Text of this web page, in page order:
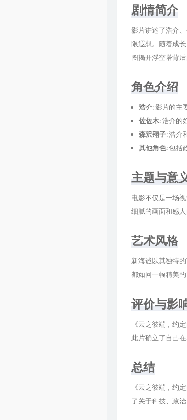
27 パイロット
剧情简介
影片讲述了浩介
限遐想。随着成
图揭开浮空塔背后
角色介绍
浩介: 影片的主
佐佐木: 浩介的
森沢翔子: 浩介
其他角色: 包括
主题与意
电影不仅是一场
细腻的画面和感
艺术风格
新海诚以其独特
都如同一幅精美
评价与影
《云之彼端，约
此片确立了自己
总结
《云之彼端，约
了关于科技、政